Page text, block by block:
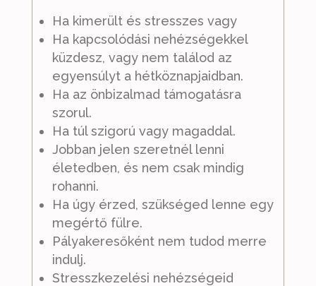
Ha kimerült és stresszes vagy
Ha kapcsolódási nehézségekkel
küzdesz, vagy nem találod az
egyensúlyt a hétköznapjaidban.
Ha az önbizalmad támogatásra
szorul.
Ha túl szigorú vagy magaddal.
Jobban jelen szeretnél lenni
életedben, és nem csak mindig
rohanni.
Ha úgy érzed, szükséged lenne egy
megértő fülre.
Pályakeresőként nem tudod merre
indulj.
Stresszkezelési nehézségeid